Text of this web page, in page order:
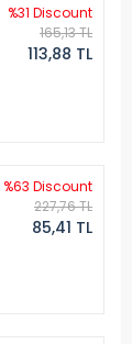
%31 Discount
165,13 TL
113,88 TL
%63 Discount
227,76 TL
85,41 TL